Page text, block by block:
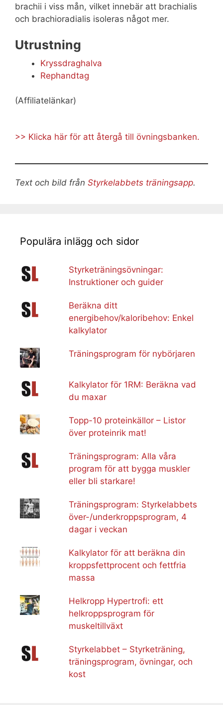
brachii i viss mån, vilket innebär att brachialis
och brachioradialis isoleras något mer.
Utrustning
Kryssdraghalva
Rephandtag
(Affiliatelänkar)
>> Klicka här för att återgå till övningsbanken.
Text och bild från Styrkelabbets träningsapp.
Populära inlägg och sidor
Styrketräningsövningar:
Instruktioner och guider
Beräkna ditt
energibehov/kaloribehov: Enkel
kalkylator
Träningsprogram för nybörjaren
Kalkylator för 1RM: Beräkna vad
du maxar
Topp-10 proteinkällor – Listor
över proteinrik mat!
Träningsprogram: Alla våra
program för att bygga muskler
eller bli starkare!
Träningsprogram: Styrkelabbets
över-/underkroppsprogram, 4
dagar i veckan
Kalkylator för att beräkna din
kroppsfettprocent och fettfria
massa
Helkropp Hypertrofi: ett
helkroppsprogram för
muskeltillväxt
Styrkelabbet – Styrketräning,
träningsprogram, övningar, och
kost